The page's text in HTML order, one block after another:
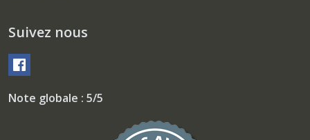
Suivez nous
Note globale : 5/5